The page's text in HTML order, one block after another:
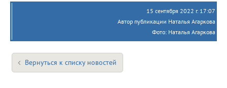
15 сентября 2022 г. 17:07
Автор публикации Наталья Агаркова
Фото: Наталья Агаркова
Вернуться к списку новостей